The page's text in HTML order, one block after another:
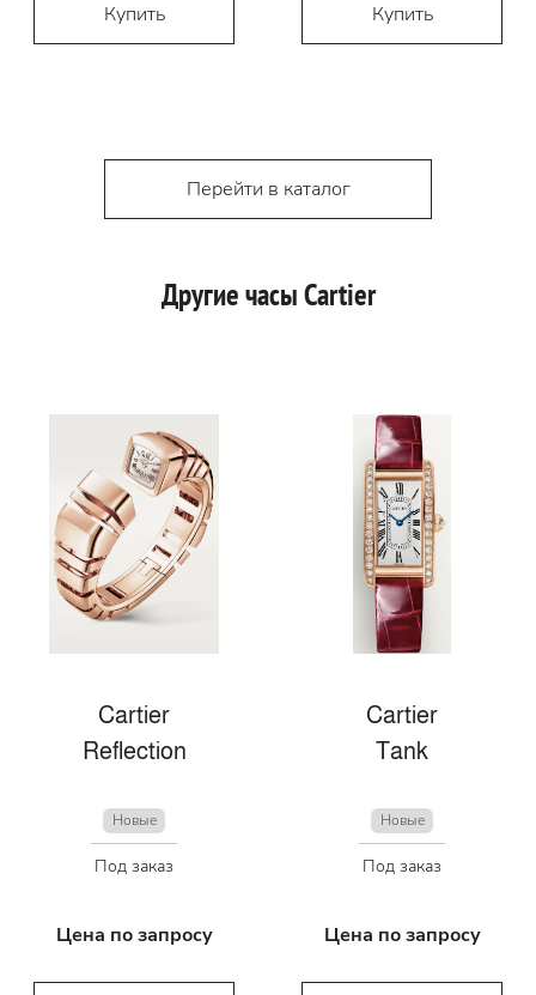
Купить Купить
Перейти в каталог
Другие часы Cartier
Cartier
Reflection
Новые
Под заказ
Цена по запросу
Cartier
Tank
Новые
Под заказ
Цена по запросу